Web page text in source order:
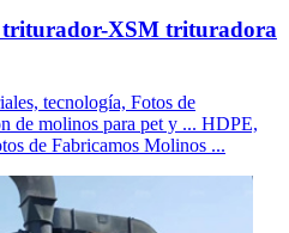
triturador-XSM trituradora
tecnología, Fotos de
de molinos para pet y ... HDPE,
de Fabricamos Molinos ...